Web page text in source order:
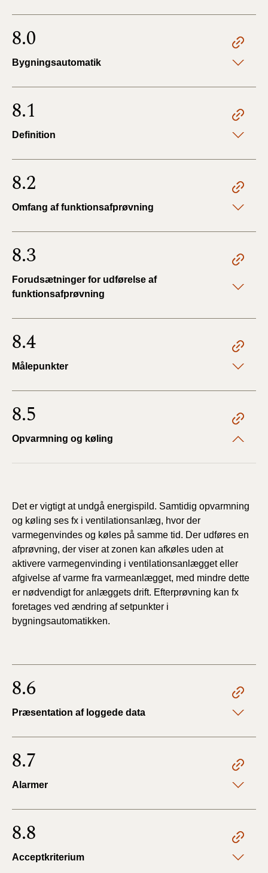
8.0
Bygningsautomatik
8.1
Definition
8.2
Omfang af funktionsafprøvning
8.3
Forudsætninger for udførelse af
funktionsafprøvning
8.4
Målepunkter
8.5
Opvarmning og køling
Det er vigtigt at undgå energispild. Samtidig opvarmning
og køling ses fx i ventilationsanlæg, hvor der
varmegenvindes og køles på samme tid. Der udføres en
afprøvning, der viser at zonen kan afkøles uden at
aktivere varmegenvinding i ventilationsanlægget eller
afgivelse af varme fra varmeanlægget, med mindre dette
er nødvendigt for anlæggets drift. Efterprøvning kan fx
foretages ved ændring af setpunkter i
bygningsautomatikken.
8.6
Præsentation af loggede data
8.7
Alarmer
8.8
Acceptkriterium